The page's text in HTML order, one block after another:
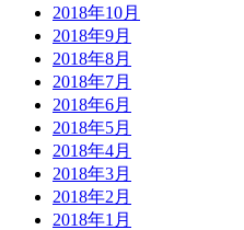
2018年10月
2018年9月
2018年8月
2018年7月
2018年6月
2018年5月
2018年4月
2018年3月
2018年2月
2018年1月